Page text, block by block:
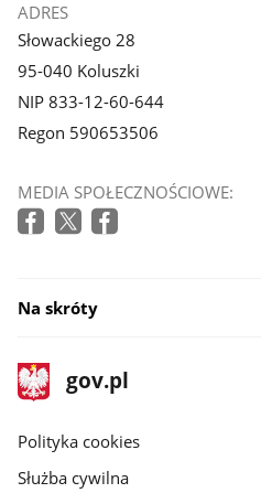
ADRES
Słowackiego 28
95-040 Koluszki
NIP 833-12-60-644
Regon 590653506
MEDIA SPOŁECZNOŚCIOWE:
Na skróty
stopka
gov.pl
Strona
gov.pl
gov.pl
Polityka cookies
Służba cywilna